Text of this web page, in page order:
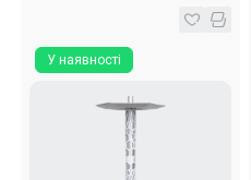
У наявності